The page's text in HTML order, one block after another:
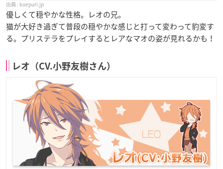
koepuri.jp
優しくて穏やかな性格。レオの兄。
猫が大好き過ぎて普段の穏やかな感じと打って変わって豹変す
る。プリステラをプレイするとレアなマオの姿が見れるかも！
レオ（CV.小野友樹さん）